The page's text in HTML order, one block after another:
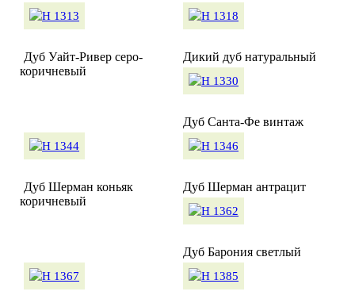
Дуб Уайт-Ривер серо-
коричневый
Дикий дуб натуральный
Дуб Санта-Фе винтаж
Дуб Шерман коньяк
коричневый
Дуб Шерман антрацит
Дуб Барония светлый